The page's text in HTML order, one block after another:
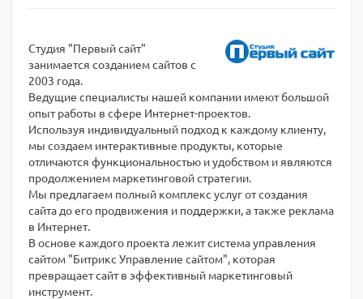
Студия "Первый сайт"
занимается созданием сайтов с
2003 года.
Ведущие специалисты нашей компании имеют большой
опыт работы в сфере Интернет-проектов.
Используя индивидуальный подход к каждому клиенту,
мы создаем интерактивные продукты, которые
отличаются функциональностью и удобством и являются
продолжением маркетинговой стратегии.
Мы предлагаем полный комплекс услуг от создания
сайта до его продвижения и поддержки, а также реклама
в Интернет.
В основе каждого проекта лежит система управления
сайтом "Битрикс Управление сайтом", которая
превращает сайт в эффективный маркетинговый
инструмент.